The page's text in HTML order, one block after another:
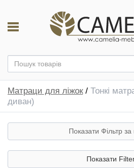
Матраци для ліжок/ Тонкі
диван)
Показати Фільтр за
Показати